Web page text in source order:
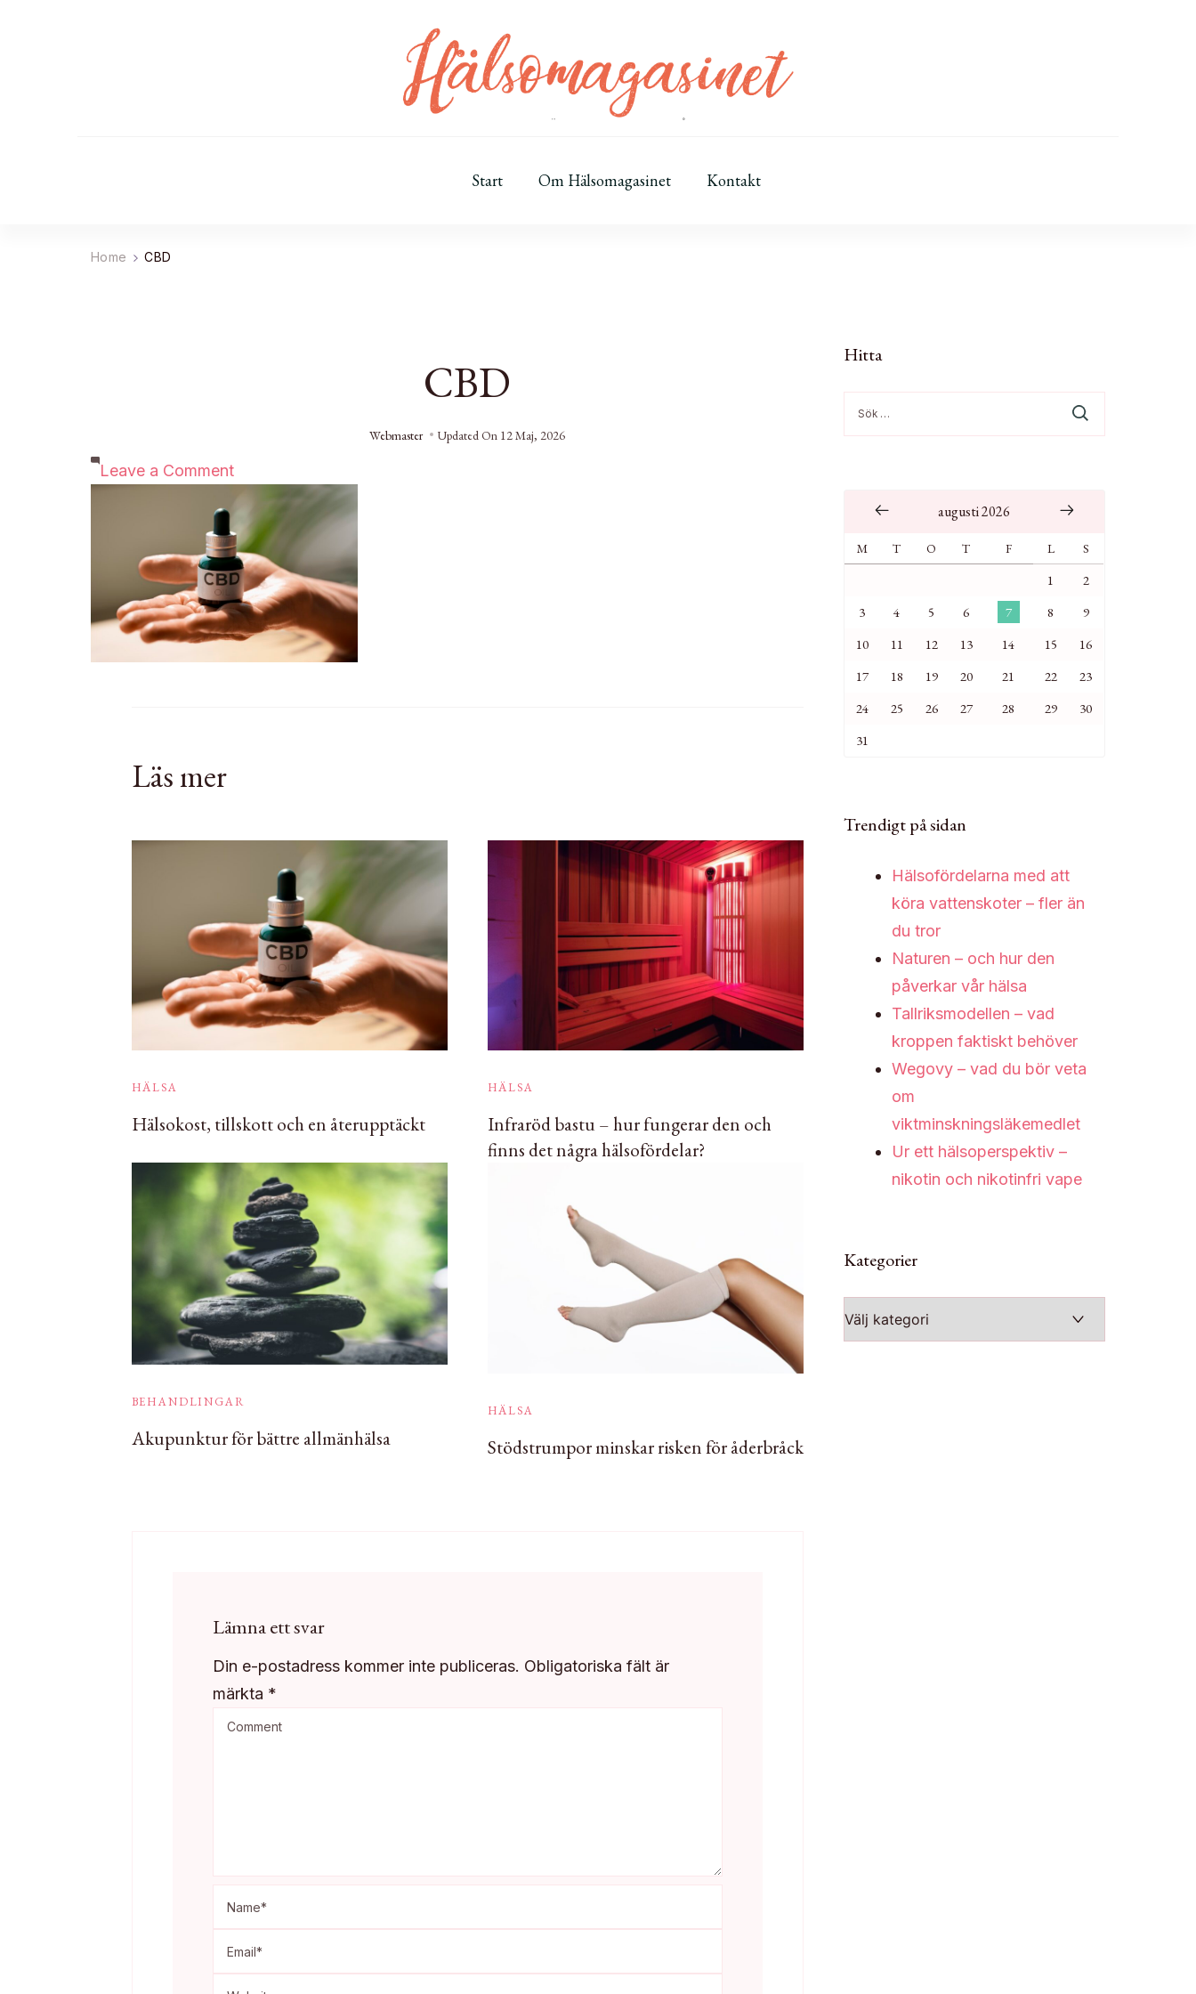
Start Om Hälsomagasinet Kontakt
Home CBD
CBD
Webmaster Updated On 12 Maj, 2026
Leave a Commenton
CBD
Läs mer
HÄLSA
Hälsokost, tillskott och en återupptäckt
HÄLSA
Infraröd bastu – hur fungerar den och
finns det några hälsofördelar?
BEHANDLINGAR
Akupunktur för bättre allmänhälsa
HÄLSA
Stödstrumpor minskar risken för åderbråck
Lämna ett svar
Din e-postadress kommer inte publiceras. Obligatoriska fält är
märkta *
Hitta
efter:
augusti 2026
M T O T F L S
1
2
3
4 5 6 7 8
9
10
11 12 13 14 15
16
17
18 19 20 21 22
23
24
25 26 27 28 29
30
31
Trendigt på sidan
Hälsofördelarna med att
köra vattenskoter – fler än
du tror
Naturen – och hur den
påverkar vår hälsa
Tallriksmodellen – vad
kroppen faktiskt behöver
Wegovy – vad du bör veta
om
viktminskningsläkemedlet
Ur ett hälsoperspektiv –
nikotin och nikotinfri vape
Kategorier